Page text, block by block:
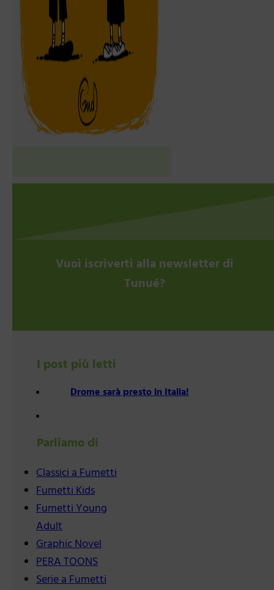
Vuoi iscriverti alla newsletter di
Tunué?
I post più letti
Drome sarà presto in Italia!
Parliamo di
Classici a Fumetti
Fumetti Kids
Fumetti Young
Adult
Graphic Novel
PERA TOONS
Serie a Fumetti